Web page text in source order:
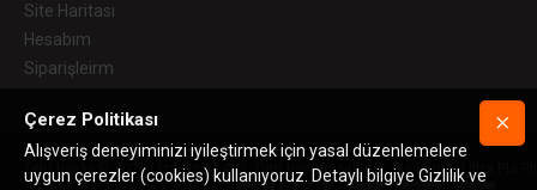
Site Haritası
Hesabım
Siparişleirm
Telif hakkı © 2019 Uzaras3D A.Ş. Tüm hakları saklıdır. Pla Plus™, Ultra
Çerez Politikası
Alışveriş deneyiminizi iyileştirmek için yasal düzenlemelere
uygun çerezler (cookies) kullanıyoruz. Detaylı bilgiye Gizlilik ve